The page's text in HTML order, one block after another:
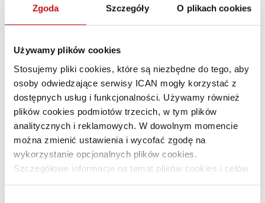
Zgoda Szczegóły O plikach cookies
Używamy plików cookies
Stosujemy pliki cookies, które są niezbędne do tego, aby
osoby odwiedzające serwisy ICAN mogły korzystać z
dostępnych usług i funkcjonalności. Używamy również
plików cookies podmiotów trzecich, w tym plików
analitycznych i reklamowych. W dowolnym momencie
można zmienić ustawienia i wycofać zgodę na
wykorzystanie opcjonalnych plików cookies.
Szczegółowe informacje na temat plików cookies i celów
ich stosowania dostępne są na stronie
PREMIUM ZARZĄDZANIE
wynajmem maszyn i urządzeń budowlanych jest
pogrążona w chaosie. Wiceprezes ds. sprzedaży
odchodzi ze stanowiska, a realizacja strategii wzrostu
opartej na sprzedaży zintegrowanych ofert
produktowych i usługowych utknęła w martwym
punkcie. W efekcie od trzech lat przychody ze sprzedaży
oraz wynajmu maszyn utrzymują się na niezmiennym
poziomie. A firma traci swoich najważniejszych klientów.